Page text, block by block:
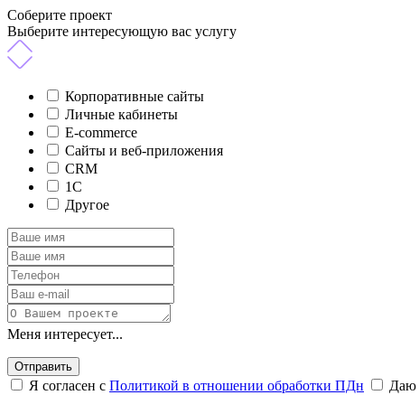
Соберите проект
Выберите интересующую вас услугу
Корпоративные сайты
Личные кабинеты
E-commerce
Сайты и веб-приложения
CRM
1C
Другое
Меня интересует...
Отправить
Я согласен с Политикой в отношении обработки ПДн Даю